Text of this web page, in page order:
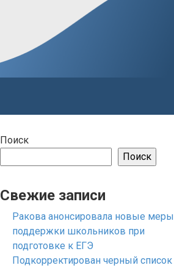
Поиск
Поиск
Свежие записи
Ракова анонсировала новые меры
поддержки школьников при
подготовке к ЕГЭ
Подкорректирован черный список